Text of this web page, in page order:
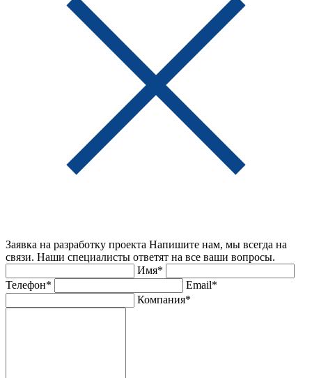
Заявка на разработку проекта Напишите нам, мы всегда на
связи. Наши специалисты ответят на все ваши вопросы.
Имя*
Телефон*
Email*
Компания*